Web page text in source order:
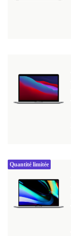
Quantité limitée